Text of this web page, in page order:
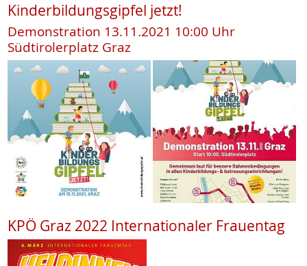
Kinderbildungsgipfel jetzt!
Demonstration 13.11.2021 10:00 Uhr
Südtirolerplatz Graz
KPÖ Graz 2022 Internationaler Frauentag